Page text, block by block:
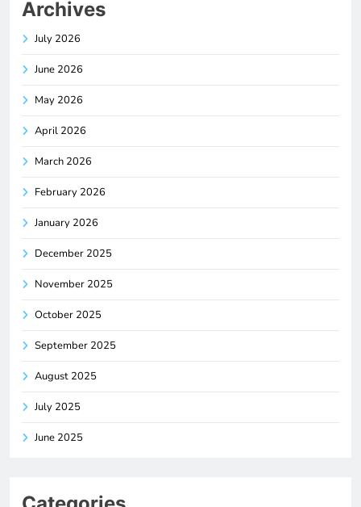
Archives
July 2026
June 2026
May 2026
April 2026
March 2026
February 2026
January 2026
December 2025
November 2025
October 2025
September 2025
August 2025
July 2025
June 2025